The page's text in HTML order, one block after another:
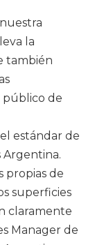
la
también
público de
estándar de
propias de
superficies
claramente
Manager de